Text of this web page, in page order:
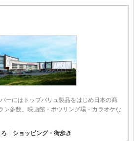
ーにはトップバリュ製品をはじめ日本の商
ン多数、映画館・ボウリング場・カラオケな
ショッピング・街歩き